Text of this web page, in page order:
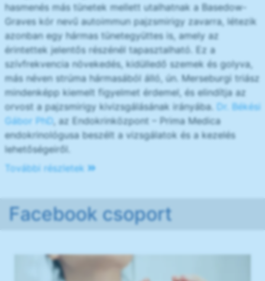
hasmenés más tünetek mellett utalhatnak a Basedow-
Graves kór nevű autoimmun pajzsmirigy zavarra, létezik
azonban egy hármas tünetegyüttes is, amely az
érintettek jelentős részénél tapasztalható. Ez a
szívfrekvencia növekedés, kidülledő szemek és golyva,
más néven strúma hármasából álló, ún. Merseburgi triász
mindenképp kiemelt figyelmet érdemel, és elindítja az
orvost a pajzsmirigy kivizsgálásának irányába. Dr. Békési
Gábor PhD, az Endokrinközpont – Prima Medica
endokrinológusa beszélt a vizsgálatok és a kezelés
lehetőségeiről.
További részletek
Facebook csoport